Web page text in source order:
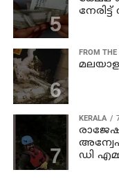
FROM THE
KERALA
ഡി